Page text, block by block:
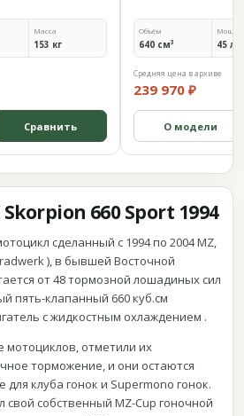
Масса
153 кг
Сравнить
Объём
640 см³ 45
Средняя цена в архиве
239 970 ₽
О модели
660 Sport 1994
сделанный с 1994 по 2004 MZ,
), в бывшей Восточной
от 48 тормозной лошадиных сил
пять-клапанный 660 куб.см
с жидкостным охлаждением .
мотоциклов, отметили их
торможение, и они остаются
клуба гонок и Supermono гонок.
свой собственный MZ-Cup гоночной